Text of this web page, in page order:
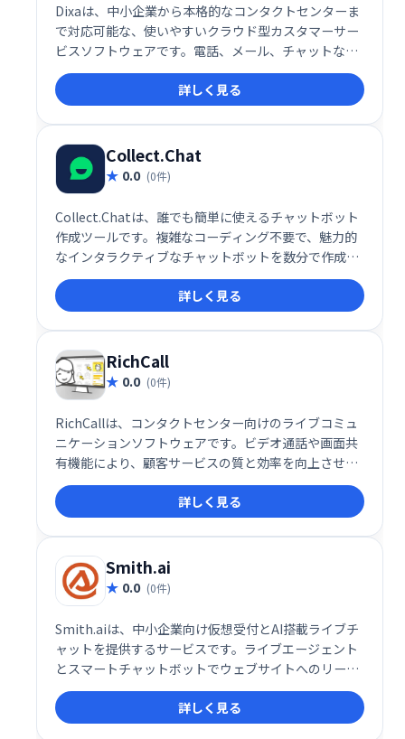
Dixaは、中小企業から本格的なコンタクトセンターま
で対応可能な、使いやすいクラウド型カスタマーサー
ビスソフトウェアです。電話、メール、チャットなど
マルチチャネルに対応し、リアルタイムでパーソナル
な顧客サポートを提供します。Webブラウザで動作
し、追加のソフトウェアインストールやIT専門家のサ
ポートは不要です。場所を選ばず、いつでもどこでも
アクセス可能です。
詳しく見る
Collect.Chat
0.0 (0件)
Collect.Chatは、誰でも簡単に使えるチャットボット
作成ツールです。複雑なコーディング不要で、魅力的
なインタラクティブなチャットボットを数分で作成で
きます。静的なWebフォームや営業担当者に代わる、
集客・顧客対応の強力なツールとして、Webサイトの
訪問者エンゲージメント向上に貢献します。 顧客対応
の効率化やリード獲得の自動化を実現し、ビジネスの
成長をサポートします。
詳しく見る
RichCall
0.0 (0件)
RichCallは、コンタクトセンター向けのライブコミュ
ニケーションソフトウェアです。ビデオ通話や画面共
有機能により、顧客サービスの質と効率を向上させま
す。製品説明や指示を画面で共有することで、より効
果的なコミュニケーションを実現し、販売・マーケテ
ィングにも活用できます。顧客満足度向上と業務効率
化に貢献します。
詳しく見る
Smith.ai
0.0 (0件)
Smith.aiは、中小企業向け仮想受付とAI搭載ライブチ
ャットを提供するサービスです。ライブエージェント
とスマートチャットボットでウェブサイトへのリード
獲得、スクリーニング、コンバージョンを効率化しま
す。起業家、法律・ITコンサルティング、金融業界な
ど、幅広い業種に対応しています。
詳しく見る